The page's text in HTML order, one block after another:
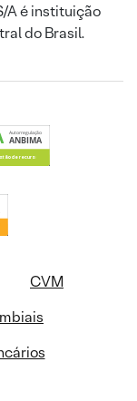
A é instituição
do Brasil.
CVM